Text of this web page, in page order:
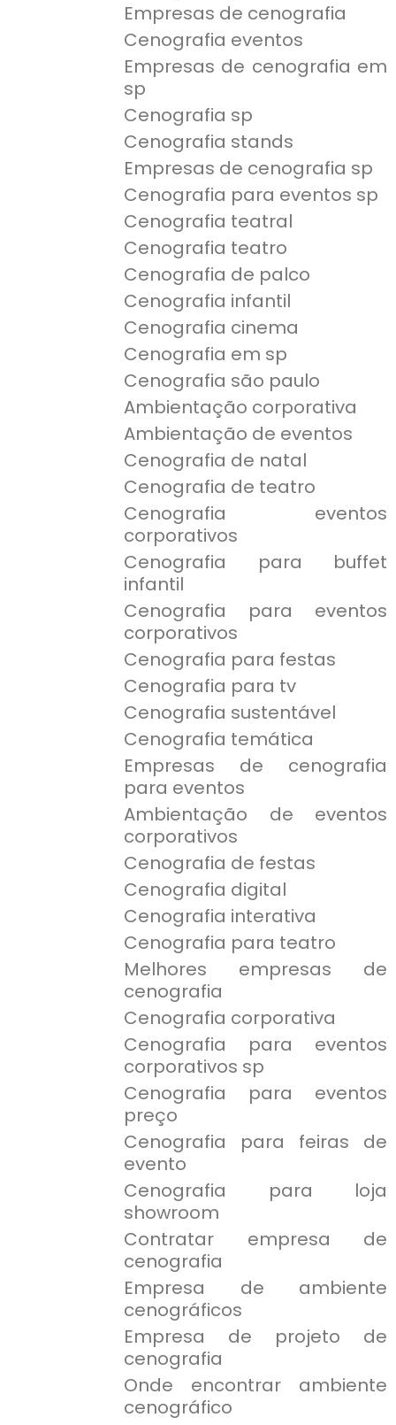
Empresas de cenografia
Cenografia eventos
Empresas de cenografia em
sp
Cenografia sp
Cenografia stands
Empresas de cenografia sp
Cenografia para eventos sp
Cenografia teatral
Cenografia teatro
Cenografia de palco
Cenografia infantil
Cenografia cinema
Cenografia em sp
Cenografia são paulo
Ambientação corporativa
Ambientação de eventos
Cenografia de natal
Cenografia de teatro
Cenografia eventos
corporativos
Cenografia para buffet
infantil
Cenografia para eventos
corporativos
Cenografia para festas
Cenografia para tv
Cenografia sustentável
Cenografia temática
Empresas de cenografia
para eventos
Ambientação de eventos
corporativos
Cenografia de festas
Cenografia digital
Cenografia interativa
Cenografia para teatro
Melhores empresas de
cenografia
Cenografia corporativa
Cenografia para eventos
corporativos sp
Cenografia para eventos
preço
Cenografia para feiras de
evento
Cenografia para loja
showroom
Contratar empresa de
cenografia
Empresa de ambiente
cenográficos
Empresa de projeto de
cenografia
Onde encontrar ambiente
cenográfico